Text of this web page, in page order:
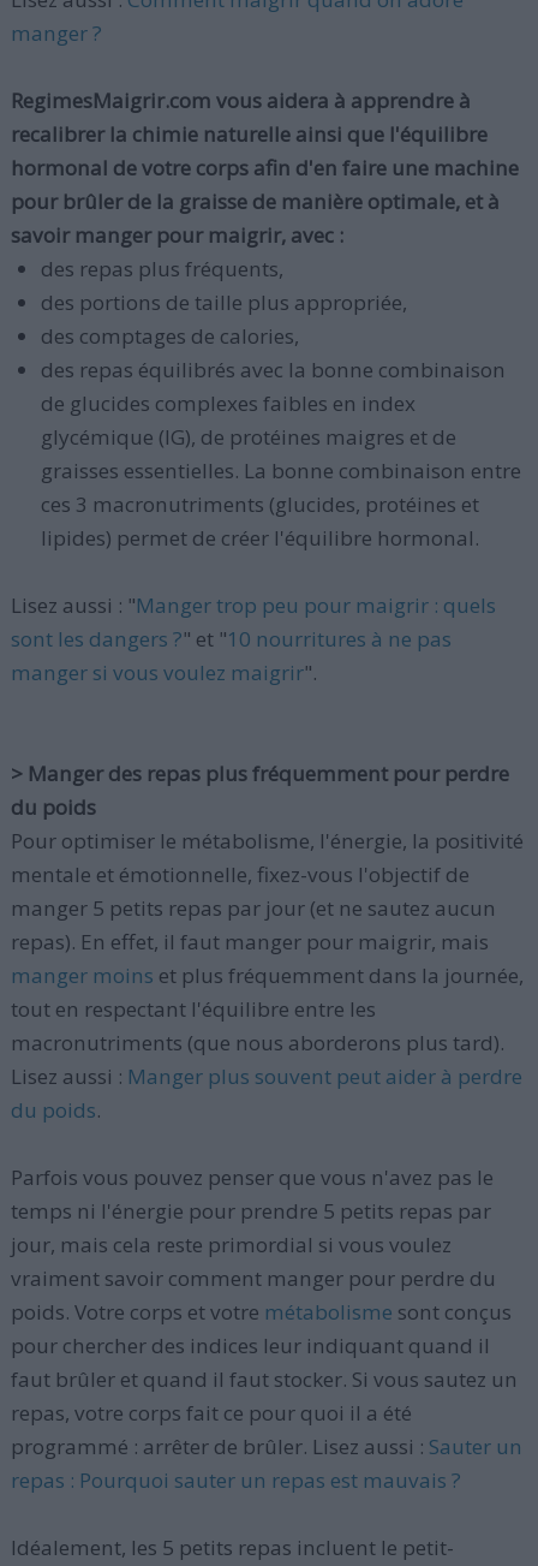
manger ?
RegimesMaigrir.com vous aidera à apprendre à
recalibrer la chimie naturelle ainsi que l'équilibre
hormonal de votre corps afin d'en faire une machine
pour brûler de la graisse de manière optimale, et à
savoir manger pour maigrir, avec :
des repas plus fréquents,
des portions de taille plus appropriée,
des comptages de calories,
des repas équilibrés avec la bonne combinaison
de glucides complexes faibles en index
glycémique (IG), de protéines maigres et de
graisses essentielles. La bonne combinaison entre
ces 3 macronutriments (glucides, protéines et
lipides) permet de créer l'équilibre hormonal.
Lisez aussi : "Manger trop peu pour maigrir : quels
sont les dangers ?" et "10 nourritures à ne pas
manger si vous voulez maigrir".
> Manger des repas plus fréquemment pour perdre
du poids
Pour optimiser le métabolisme, l'énergie, la positivité
mentale et émotionnelle, fixez-vous l'objectif de
manger 5 petits repas par jour (et ne sautez aucun
repas). En effet, il faut manger pour maigrir, mais
manger moins et plus fréquemment dans la journée,
tout en respectant l'équilibre entre les
macronutriments (que nous aborderons plus tard).
Lisez aussi : Manger plus souvent peut aider à perdre
du poids.
Parfois vous pouvez penser que vous n'avez pas le
temps ni l'énergie pour prendre 5 petits repas par
jour, mais cela reste primordial si vous voulez
vraiment savoir comment manger pour perdre du
poids. Votre corps et votre métabolisme sont conçus
pour chercher des indices leur indiquant quand il
faut brûler et quand il faut stocker. Si vous sautez un
repas, votre corps fait ce pour quoi il a été
programmé : arrêter de brûler. Lisez aussi : Sauter un
repas : Pourquoi sauter un repas est mauvais ?
Idéalement, les 5 petits repas incluent le petit-